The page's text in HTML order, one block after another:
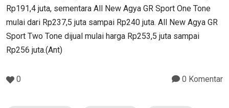
Rp191,4 juta, sementara All New Agya GR Sport One Tone
mulai dari Rp237,5 juta sampai Rp240 juta. All New Agya GR
Sport Two Tone dijual mulai harga Rp253,5 juta sampai
Rp256 juta.(Ant)
0 0 Komentar